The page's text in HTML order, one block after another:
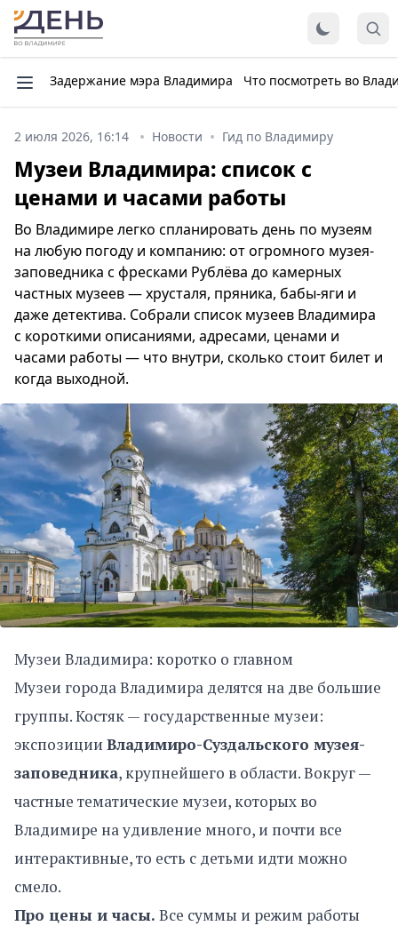
Задержание мэра Владимира Что посмотреть во
2 июля 2026, 16:14 Новости Гид по Владимиру
Музеи Владимира: список с
ценами и часами работы
Во Владимире легко спланировать день по музеям
на любую погоду и компанию: от огромного музея-
заповедника с фресками Рублёва до камерных
частных музеев — хрусталя, пряника, бабы-яги и
даже детектива. Собрали список музеев Владимира
с короткими описаниями, адресами, ценами и
часами работы — что внутри, сколько стоит билет и
когда выходной.
Музеи Владимира: коротко о главном
Музеи города Владимира делятся на две большие
группы. Костяк — государственные музеи:
экспозиции Владимиро-Суздальского музея-
заповедника, крупнейшего в области. Вокруг —
частные тематические музеи, которых во
Владимире на удивление много, и почти все
интерактивные, то есть с детьми идти можно
смело.
Про цены и часы. Все суммы и режим работы